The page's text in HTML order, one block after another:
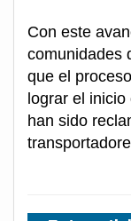
Con este
comunidades
que el
lograr el
han sido